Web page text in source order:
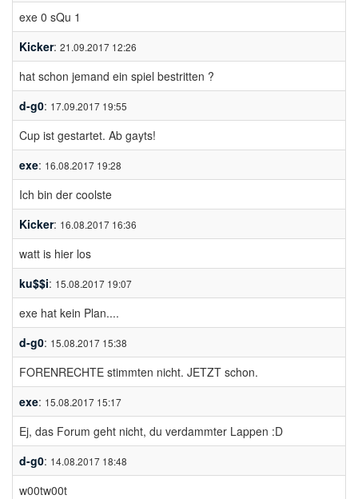
exe 0 sQu 1
Kicker: 21.09.2017 12:26
hat schon jemand ein spiel bestritten ?
d-g0: 17.09.2017 19:55
Cup ist gestartet. Ab gayts!
exe: 16.08.2017 19:28
Ich bin der coolste
Kicker: 16.08.2017 16:36
watt is hier los
ku$$i: 15.08.2017 19:07
exe hat kein Plan....
d-g0: 15.08.2017 15:38
FORENRECHTE stimmten nicht. JETZT schon.
exe: 15.08.2017 15:17
Ej, das Forum geht nicht, du verdammter Lappen :D
d-g0: 14.08.2017 18:48
w00tw00t